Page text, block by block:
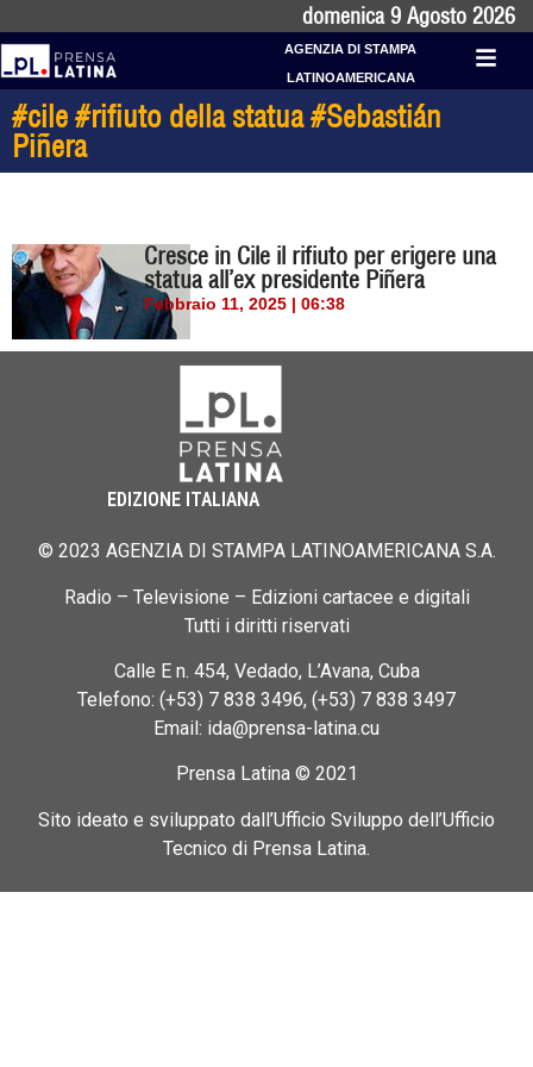
domenica 9 Agosto 2026
AGENZIA DI STAMPA
LATINOAMERICANA
#cile #rifiuto della statua #Sebastián
Piñera
Cresce in Cile il rifiuto per erigere una
statua all’ex presidente Piñera
Febbraio 11, 2025 | 06:38
EDIZIONE ITALIANA
© 2023 AGENZIA DI STAMPA LATINOAMERICANA S.A.
Radio – Televisione – Edizioni cartacee e digitali
Tutti i diritti riservati
Calle E n. 454, Vedado, L’Avana, Cuba
Telefono: (+53) 7 838 3496, (+53) 7 838 3497
Email: ida@prensa-latina.cu
Prensa Latina © 2021
Sito ideato e sviluppato dall’Ufficio Sviluppo dell’Ufficio
Tecnico di Prensa Latina.